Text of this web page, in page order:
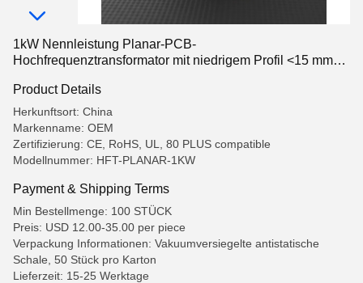
1kW Nennleistung Planar-PCB-
Hochfrequenztransformator mit niedrigem Profil <15 mm
Product Details
Herkunftsort: China
Markenname: OEM
Zertifizierung: CE, RoHS, UL, 80 PLUS compatible
Modellnummer: HFT-PLANAR-1KW
Payment & Shipping Terms
Min Bestellmenge: 100 STÜCK
Preis: USD 12.00-35.00 per piece
Verpackung Informationen: Vakuumversiegelte antistatische
Schale, 50 Stück pro Karton
Lieferzeit: 15-25 Werktage